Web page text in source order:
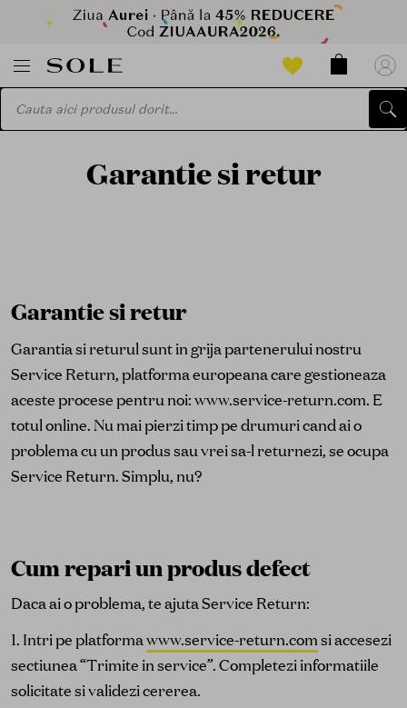
Garantie si retur
Garantie si retur
Garantia si returul sunt in grija partenerului nostru
Service Return, platforma europeana care gestioneaza
aceste procese pentru noi: www.service-return.com. E
totul online. Nu mai pierzi timp pe drumuri cand ai o
problema cu un produs sau vrei sa-l returnezi, se ocupa
Service Return. Simplu, nu?
Cum repari un produs defect
Daca ai o problema, te ajuta Service Return:
1. Intri pe platformawww.service-return.comsi accesezi
sectiunea “Trimite in service”. Completezi informatiile
solicitate si validezi cererea.